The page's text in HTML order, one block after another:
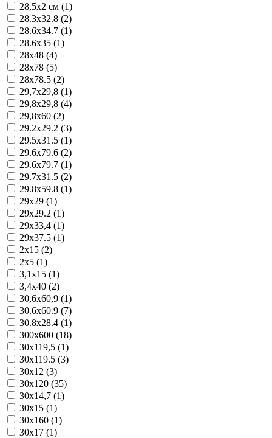
28,5x2 см (1)
28.3x32.8 (2)
28.6x34.7 (1)
28.6x35 (1)
28x48 (4)
28x78 (5)
28x78.5 (2)
29,7x29,8 (1)
29,8x29,8 (4)
29,8x60 (2)
29.2x29.2 (3)
29.5x31.5 (1)
29.6x79.6 (2)
29.6x79.7 (1)
29.7x31.5 (2)
29.8x59.8 (1)
29x29 (1)
29x29.2 (1)
29x33,4 (1)
29x37.5 (1)
2x15 (2)
2x5 (1)
3,1x15 (1)
3,4x40 (2)
30,6x60,9 (1)
30.6x60.9 (7)
30.8x28.4 (1)
300x600 (18)
30x119,5 (1)
30x119.5 (3)
30x12 (3)
30x120 (35)
30x14,7 (1)
30x15 (1)
30x160 (1)
30x17 (1)